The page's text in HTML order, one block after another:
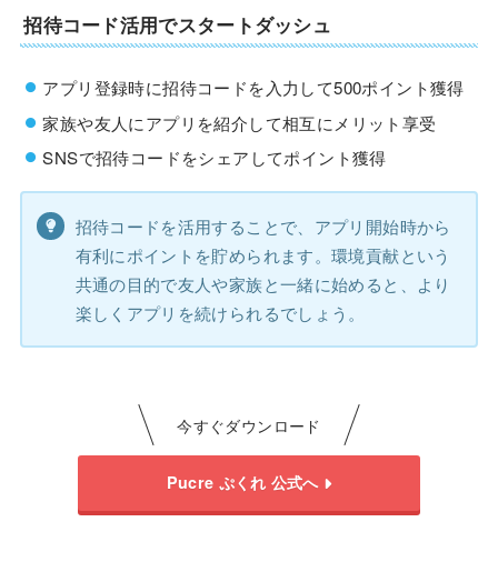
招待コード活用でスタートダッシュ
アプリ登録時に招待コードを入力して500ポイント獲得
家族や友人にアプリを紹介して相互にメリット享受
SNSで招待コードをシェアしてポイント獲得
招待コードを活用することで、アプリ開始時から
有利にポイントを貯められます。環境貢献という
共通の目的で友人や家族と一緒に始めると、より
楽しくアプリを続けられるでしょう。
今すぐダウンロード
Pucre ぷくれ 公式へ